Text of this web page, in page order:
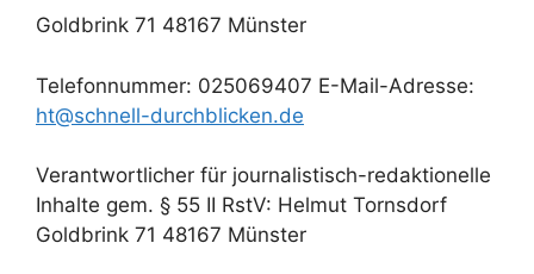
Goldbrink 71 48167 Münster
Telefonnummer: 025069407 E-Mail-Adresse:
ht@schnell-durchblicken.de
Verantwortlicher für journalistisch-redaktionelle
Inhalte gem. § 55 II RstV: Helmut Tornsdorf
Goldbrink 71 48167 Münster